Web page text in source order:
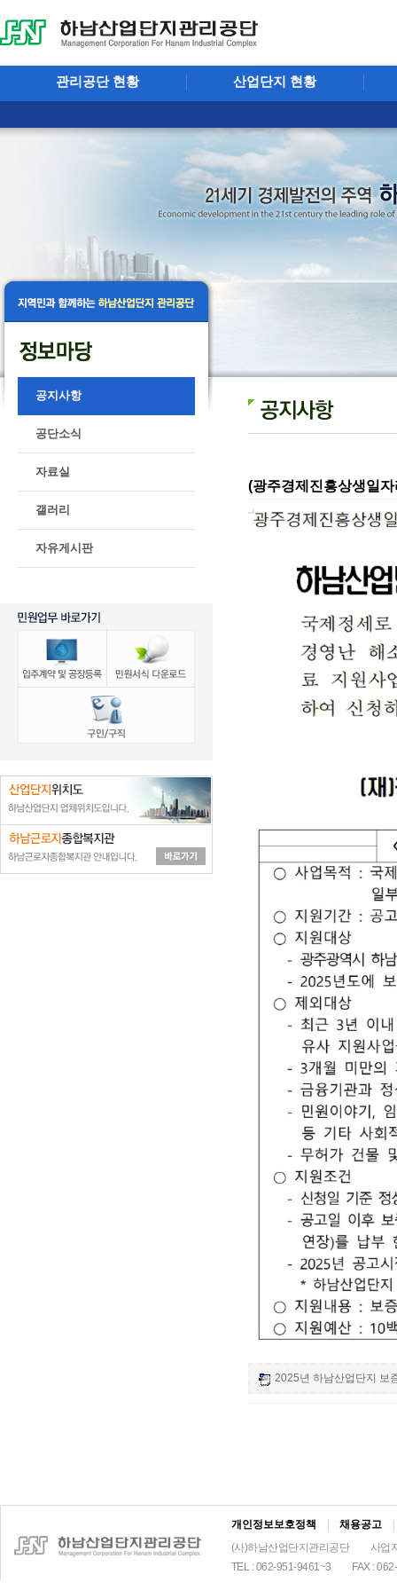
관리공단 현황 산업단지 현황
공지사항
공단소식
자료실
갤러리
자유게시판
(광주경제진흥상생일
2025년 하남산업단지 보
개인정보보호정책 채용공고
(사)하남산업단지관리공단
사업
TEL : 062-951-9461~3
FAX :